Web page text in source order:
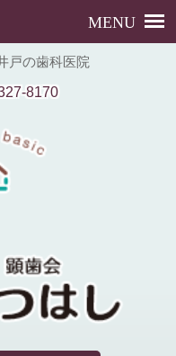
戸の歯科医院
8170